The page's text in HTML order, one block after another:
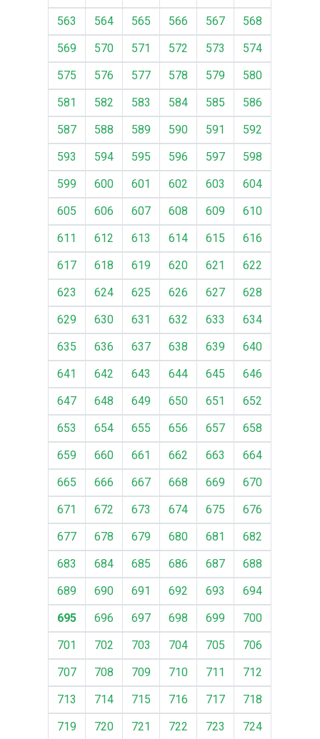
563
564 565 566 567
568
569
570 571 572 573
574
575
576 577 578 579
580
581
582 583 584 585
586
587
588 589 590 591
592
593
594 595 596 597
598
599
600 601 602 603
604
605
606 607 608 609
610
611
612 613 614 615
616
617
618 619 620 621
622
623
624 625 626 627
628
629
630 631 632 633
634
635
636 637 638 639
640
641
642 643 644 645
646
647
648 649 650 651
652
653
654 655 656 657
658
659
660 661 662 663
664
665
666 667 668 669
670
671
672 673 674 675
676
677
678 679 680 681
682
683
684 685 686 687
688
689
690 691 692 693
694
695
696 697 698 699
700
701
702 703 704 705
706
707
708 709 710 711
712
713
714 715 716 717
718
719
720 721 722 723 724